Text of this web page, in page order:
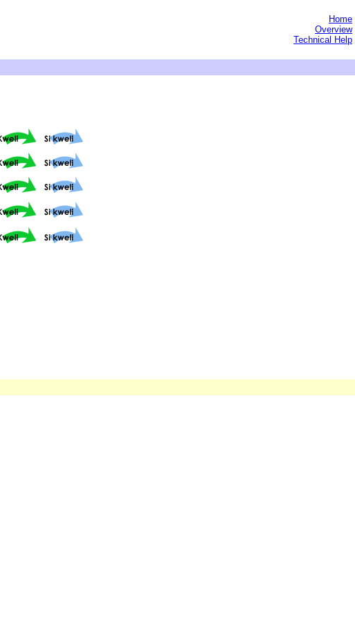
Home
Overview
Technical Help